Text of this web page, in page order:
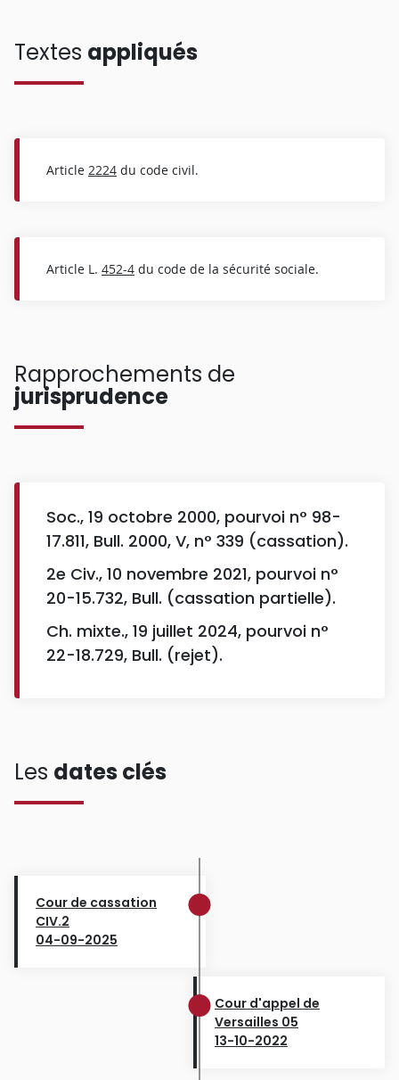
Textes appliqués
Article 2224 du code civil.
Article L. 452-4 du code de la sécurité sociale.
Rapprochements de
jurisprudence
Soc., 19 octobre 2000, pourvoi n° 98-
17.811, Bull. 2000, V, n° 339 (cassation).
2e Civ., 10 novembre 2021, pourvoi n°
20-15.732, Bull. (cassation partielle).
Ch. mixte., 19 juillet 2024, pourvoi n°
22-18.729, Bull. (rejet).
Les dates clés
Cour de cassation
CIV.2
04-09-2025
Cour d'appel de
Versailles 05
13-10-2022